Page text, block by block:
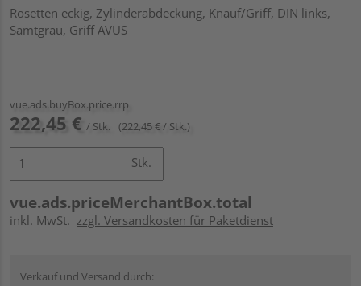
Rosetten eckig, Zylinderabdeckung, Knauf/Griff, DIN links,
Samtgrau, Griff AVUS
vue.ads.buyBox.price.rrp
222,45 € / Stk. (222,45 € / Stk.)
Stk.
vue.ads.priceMerchantBox.total
inkl. MwSt. zzgl. Versandkosten für Paketdienst
Verkauf und Versand durch: